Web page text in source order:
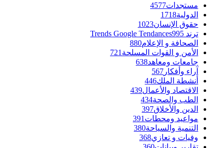
مستجدات4577
الدولية1718
حقوق الإنسان1023
ترند Trends Google Tendances 995
الصحافة و الإعلام880
الأمن و القوات المسلحة 721
جامعات ومعاهد638
آراء وأفكار 567
أنشطة الملك446
الاقتصاد والأعمال439
الطب والصحة434
الدين والأخلاق397
مواعيد ومحطات 391
التنمية والسياحة380
وفيات و تعازي368